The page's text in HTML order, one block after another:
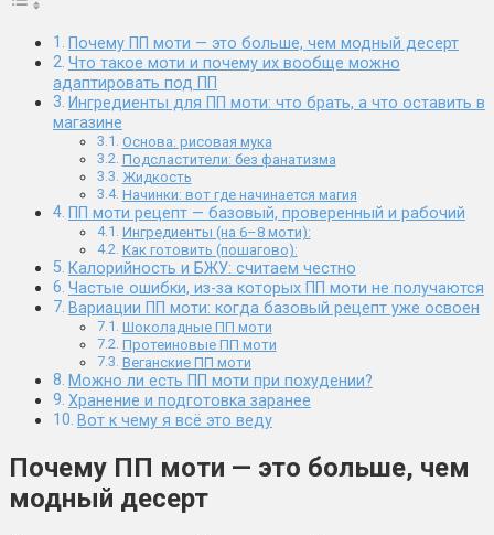
Почему ПП моти — это больше, чем модный десерт
Что такое моти и почему их вообще можно
адаптировать под ПП
Ингредиенты для ПП моти: что брать, а что оставить в
магазине
Основа: рисовая мука
Подсластители: без фанатизма
Жидкость
Начинки: вот где начинается магия
ПП моти рецепт — базовый, проверенный и рабочий
Ингредиенты (на 6–8 моти):
Как готовить (пошагово):
Калорийность и БЖУ: считаем честно
Частые ошибки, из-за которых ПП моти не получаются
Вариации ПП моти: когда базовый рецепт уже освоен
Шоколадные ПП моти
Протеиновые ПП моти
Веганские ПП моти
Можно ли есть ПП моти при похудении?
Хранение и подготовка заранее
Вот к чему я всё это веду
Почему ПП моти — это больше, чем
модный десерт